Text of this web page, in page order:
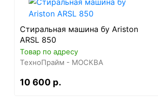
Стиральная машина бу Ariston
ARSL 850
Товар по адресу
ТехноПрайм - МОСКВА
10 600 р.